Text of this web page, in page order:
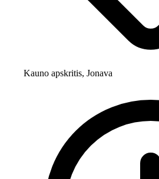
Kauno apskritis, Jonava